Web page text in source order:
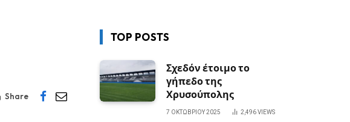
Share
TOP POSTS
Σχεδόν έτοιμο το
γήπεδο της
Χρυσούπολης
7 ΟΚΤΩΒΡΊΟΥ 2025 2,496VIEWS